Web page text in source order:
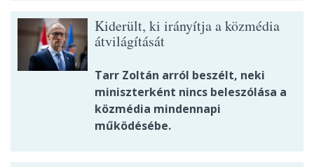
Kiderült, ki irányítja a közmédia
átvilágítását
Tarr Zoltán arról beszélt, neki
miniszterként nincs beleszólása a
közmédia mindennapi
működésébe.